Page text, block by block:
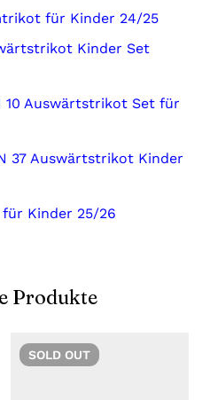
für Kinder 24/25
Kinder Set
10 Auswärtstrikot Set für
37 Auswärtstrikot Kinder
Kinder 25/26
Produkte
SOLD OUT